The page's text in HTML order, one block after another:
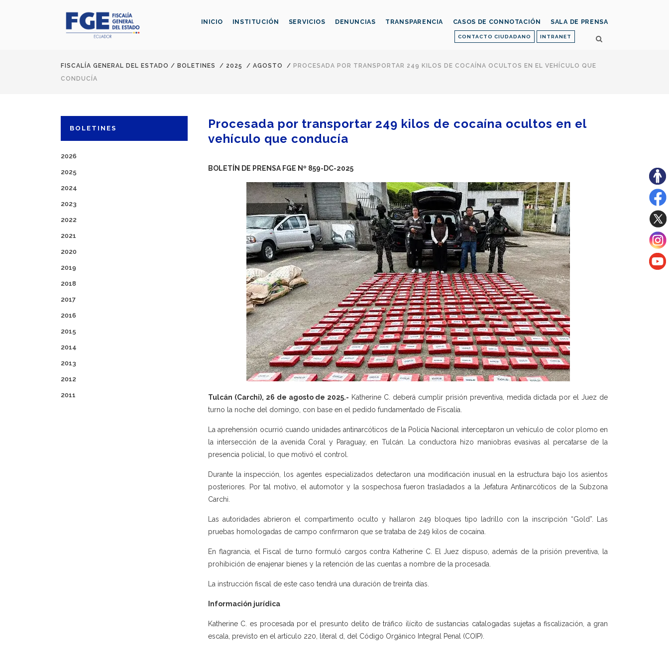
CONTACTO CIUDADANO INTRANET
INICIO INSTITUCIÓN SERVICIOS DENUNCIAS TRANSPARENCIA CASOS DE CONNOTACIÓN SALA DE PRENSA
FISCALÍA GENERAL DEL ESTADO / BOLETINES / 2025 / AGOSTO / PROCESADA POR TRANSPORTAR 249 KILOS DE COCAÍNA OCULTOS EN EL VEHÍCULO QUE
CONDUCÍA
BOLETINES
2026
2025
2024
2023
2022
2021
2020
2019
2018
2017
2016
2015
2014
2013
2012
2011
Procesada por transportar 249 kilos de cocaína ocultos en el
vehículo que conducía
BOLETÍN DE PRENSA FGE Nº 859-DC-2025
Tulcán (Carchi), 26 de agosto de 2025.- Katherine C. deberá cumplir prisión preventiva, medida dictada por el Juez de
turno la noche del domingo, con base en el pedido fundamentado de Fiscalía.
La aprehensión ocurrió cuando unidades antinarcóticos de la Policía Nacional interceptaron un vehículo de color plomo en
la intersección de la avenida Coral y Paraguay, en Tulcán. La conductora hizo maniobras evasivas al percatarse de la
presencia policial, lo que motivó el control.
Durante la inspección, los agentes especializados detectaron una modificación inusual en la estructura bajo los asientos
posteriores. Por tal motivo, el automotor y la sospechosa fueron trasladados a la Jefatura Antinarcóticos de la Subzona
Carchi.
Las autoridades abrieron el compartimento oculto y hallaron 249 bloques tipo ladrillo con la inscripción “Gold”. Las
pruebas homologadas de campo confirmaron que se trataba de 249 kilos de cocaína.
En flagrancia, el Fiscal de turno formuló cargos contra Katherine C. El Juez dispuso, además de la prisión preventiva, la
prohibición de enajenar bienes y la retención de las cuentas a nombre de la procesada.
La instrucción fiscal de este caso tendrá una duración de treinta días.
Información jurídica
Katherine C. es procesada por el presunto delito de tráfico ilícito de sustancias catalogadas sujetas a fiscalización, a gran
escala, previsto en el artículo 220, literal d, del Código Orgánico Integral Penal (COIP).